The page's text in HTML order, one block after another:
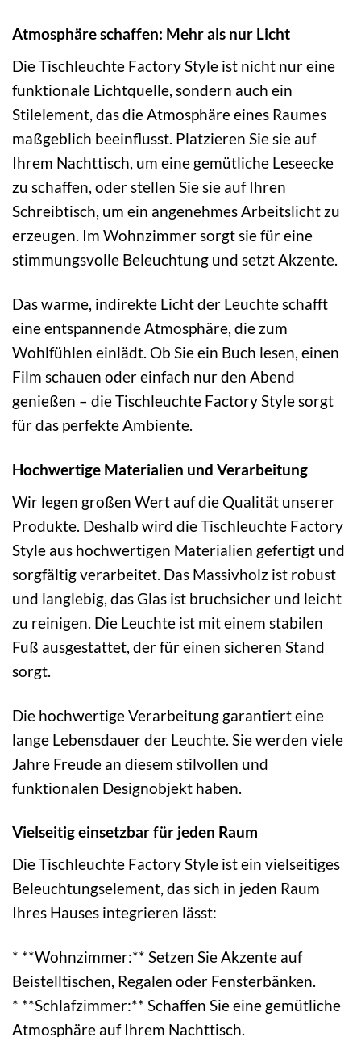
Atmosphäre schaffen: Mehr als nur Licht
Die Tischleuchte Factory Style ist nicht nur eine
funktionale Lichtquelle, sondern auch ein
Stilelement, das die Atmosphäre eines Raumes
maßgeblich beeinflusst. Platzieren Sie sie auf
Ihrem Nachttisch, um eine gemütliche Leseecke
zu schaffen, oder stellen Sie sie auf Ihren
Schreibtisch, um ein angenehmes Arbeitslicht zu
erzeugen. Im Wohnzimmer sorgt sie für eine
stimmungsvolle Beleuchtung und setzt Akzente.
Das warme, indirekte Licht der Leuchte schafft
eine entspannende Atmosphäre, die zum
Wohlfühlen einlädt. Ob Sie ein Buch lesen, einen
Film schauen oder einfach nur den Abend
genießen – die Tischleuchte Factory Style sorgt
für das perfekte Ambiente.
Hochwertige Materialien und Verarbeitung
Wir legen großen Wert auf die Qualität unserer
Produkte. Deshalb wird die Tischleuchte Factory
Style aus hochwertigen Materialien gefertigt und
sorgfältig verarbeitet. Das Massivholz ist robust
und langlebig, das Glas ist bruchsicher und leicht
zu reinigen. Die Leuchte ist mit einem stabilen
Fuß ausgestattet, der für einen sicheren Stand
sorgt.
Die hochwertige Verarbeitung garantiert eine
lange Lebensdauer der Leuchte. Sie werden viele
Jahre Freude an diesem stilvollen und
funktionalen Designobjekt haben.
Vielseitig einsetzbar für jeden Raum
Die Tischleuchte Factory Style ist ein vielseitiges
Beleuchtungselement, das sich in jeden Raum
Ihres Hauses integrieren lässt:
* **Wohnzimmer:** Setzen Sie Akzente auf
Beistelltischen, Regalen oder Fensterbänken.
* **Schlafzimmer:** Schaffen Sie eine gemütliche
Atmosphäre auf Ihrem Nachttisch.